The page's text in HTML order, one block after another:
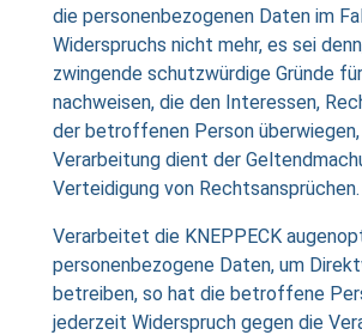
die personenbezogenen Daten im
Widerspruchs nicht mehr, es sei
zwingende schutzwürdige Gründe
nachweisen, die den Interessen,
der betroffenen Person
Verarbeitung dient der
Verteidigung von Rechtsansprüchen.
Verarbeitet die KNEPPECK
personenbezogene Daten, um
betreiben, so hat die betroffene
jederzeit Widerspruch gegen die